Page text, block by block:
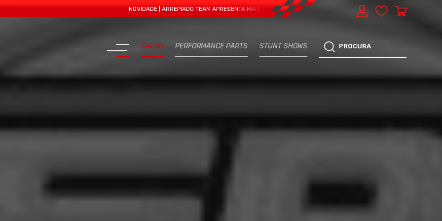
NOVIDADE | ARREPIADO TEAM APRESENTA MAIS UMA VERTENTE - EXPRESS CAR SERVICE, MANUTENÇÃO DO TEU CARRO -
CARRO PERFORMANCE PARTS STUNT SHOWS